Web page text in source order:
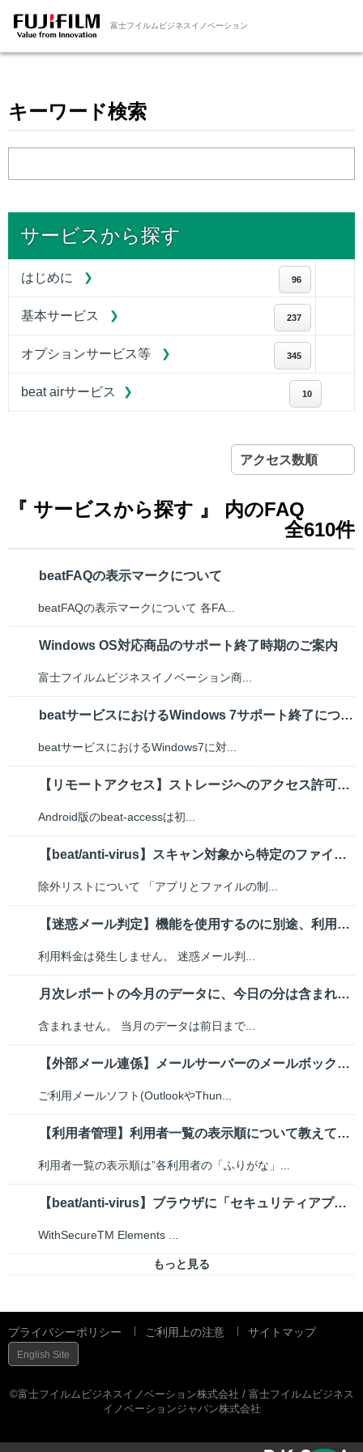
富士フイルムビジネスイノベーション
キーワード検索
サービスから探す
はじめに 96
基本サービス 237
オプションサービス等 345
beat airサービス 10
アクセス数順
『 サービスから探す 』 内のFAQ
全610件
beatFAQの表示マークについて
beatFAQの表示マークについて 各FA...
Windows OS対応商品のサポート終了時期のご案内
富士フイルムビジネスイノベーション商...
beatサービスにおけるWindows 7サポート終了について
beatサービスにおけるWindows7に対...
【リモートアクセス】ストレージへのアクセス許可設定をおこなうには(Andr...
Android版のbeat-accessは初...
【beat/anti-virus】スキャン対象から特定のファイルやアプリケ...
除外リストについて 「アプリとファイルの制...
【迷惑メール判定】機能を使用するのに別途、利用料金は発生するのか
利用料金は発生しません。 迷惑メール判...
月次レポートの今月のデータに、今日の分は含まれますか？
含まれません。 当月のデータは前日まで...
【外部メール連係】メールサーバーのメールボックスにメールを残したい
ご利用メールソフト(OutlookやThun...
【利用者管理】利用者一覧の表示順について教えてください
利用者一覧の表示順は”各利用者の「ふりがな」...
【beat/anti-virus】ブラウザに「セキュリティアプリケーション...
WithSecureTM Elements ...
もっと見る
プライバシーポリシー ご利用上の注意 サイトマップ
English Site
©富士フイルムビジネスイノベーション株式会社 / 富士フイルムビジネス
イノベーションジャパン株式会社